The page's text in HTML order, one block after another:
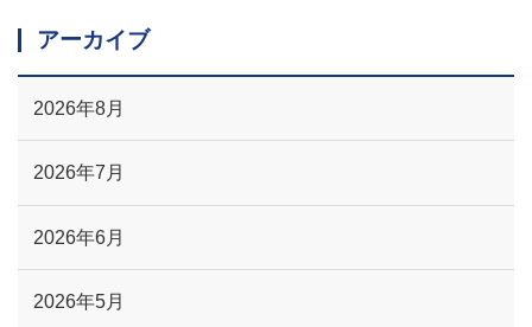
アーカイブ
2026年8月
2026年7月
2026年6月
2026年5月